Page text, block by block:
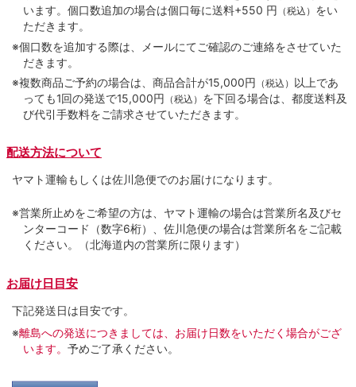
います。個口数追加の場合は個口毎に送料+550 円 （税込） をい
ただきます。
※個口数を追加する際は、メールにてご確認のご連絡をさせていた
だきます。
※複数商品ご予約の場合は、商品合計が15,000円 （税込） 以上であ
っても1回の発送で15,000円 （税込） を下回る場合は、都度送料及
び代引手数料をご請求させていただきます。
配送方法について
ヤマト運輸もしくは佐川急便でのお届けになります。
※営業所止めをご希望の方は、ヤマト運輸の場合は営業所名及びセ
ンターコード（数字6桁）、佐川急便の場合は営業所名をご記載
ください。（北海道内の営業所に限ります）
お届け日目安
下記発送日は目安です。
※離島への発送につきましては、お届け日数をいただく場合がござ
います。 予めご了承ください。